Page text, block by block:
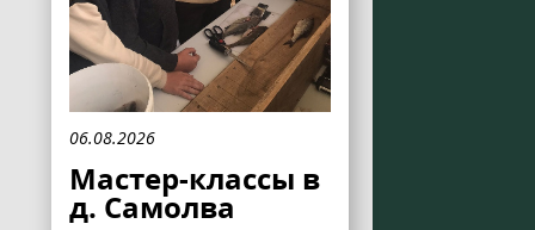
06.08.2026
Мастер-классы в
д. Самолва